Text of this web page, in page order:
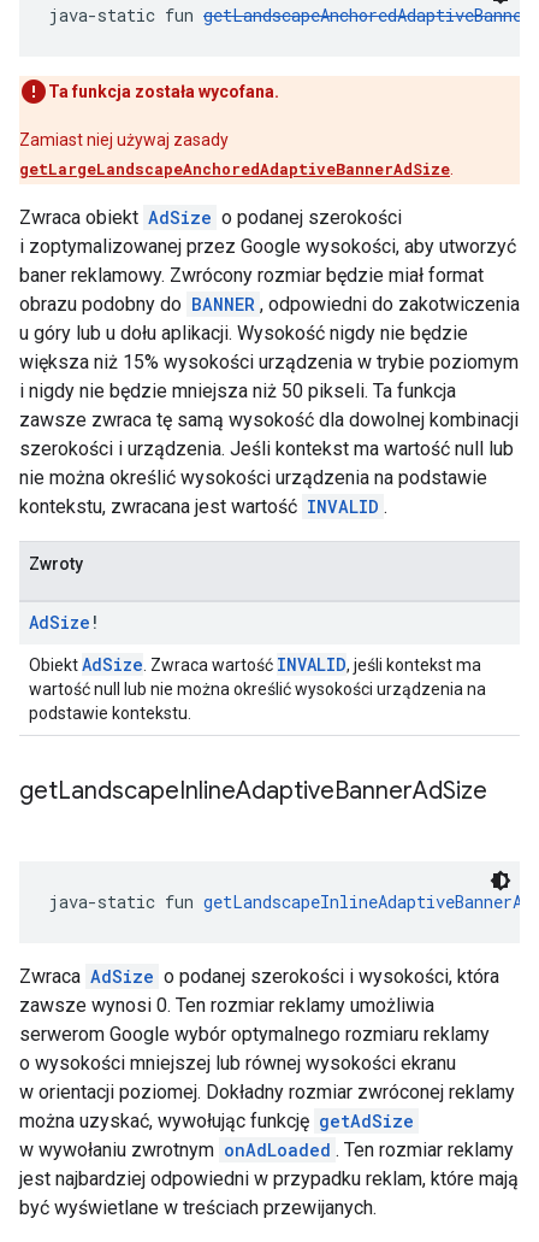
java-static fun
Ta funkcja została wycofana.
Zamiast niej używaj zasady
getLargeLandscapeAnchoredAdaptiveBannerAdSize
Zwraca obiekt AdSize o podanej szerokości
i zoptymalizowanej przez Google wysokości, aby utworzyć
baner reklamowy. Zwrócony rozmiar będzie miał format
obrazu podobny do BANNER , odpowiedni do zakotwiczenia
u góry lub u dołu aplikacji. Wysokość nigdy nie będzie
większa niż 15% wysokości urządzenia w trybie poziomym
i nigdy nie będzie mniejsza niż 50 pikseli. Ta funkcja
zawsze zwraca tę samą wysokość dla dowolnej kombinacji
szerokości i urządzenia. Jeśli kontekst ma wartość null lub
nie można określić wysokości urządzenia na podstawie
kontekstu, zwracana jest wartość INVALID .
Zwroty
AdSize !
ObiektAdSize . Zwraca wartość INVALID, jeśli kontekst ma
wartość null lub nie można określić wysokości urządzenia na
podstawie kontekstu.
getLandscapeInlineAdaptiveBannerAdSize
java-static fun
Zwraca AdSize o podanej szerokości i wysokości, która
zawsze wynosi 0. Ten rozmiar reklamy umożliwia
serwerom Google wybór optymalnego rozmiaru reklamy
o wysokości mniejszej lub równej wysokości ekranu
w orientacji poziomej. Dokładny rozmiar zwróconej reklamy
można uzyskać, wywołując funkcję getAdSize
w wywołaniu zwrotnym onAdLoaded . Ten rozmiar reklamy
jest najbardziej odpowiedni w przypadku reklam, które mają
być wyświetlane w treściach przewijanych.